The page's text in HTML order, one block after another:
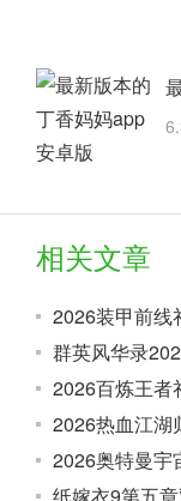
相关文章
2026装甲前线
群英风华录
2026百炼王者
2026热血江湖
2026奥特曼宇